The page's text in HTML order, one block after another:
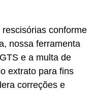
conforme
nossa ferramenta
e a multa de
extrato para fins
correções e